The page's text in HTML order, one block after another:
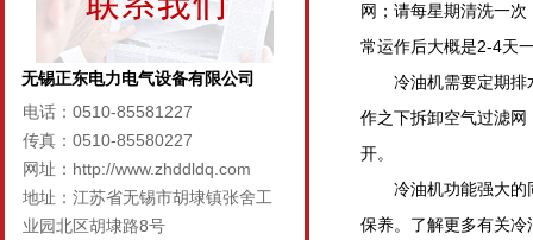
无锡正东电力电气设备有限公司
电话：0510-85581227
传真：0510-85580227
网址：http://www.zhddldq.com
地址：江苏省无锡市胡埭镇张舍工
业园北区胡埭路8号
网；请每星期清洗一
常运作后大概是2-4天
冷油机需要定期排
作之下拆卸空气过滤
开。
冷油机功能强大的
保养。了解更多有关